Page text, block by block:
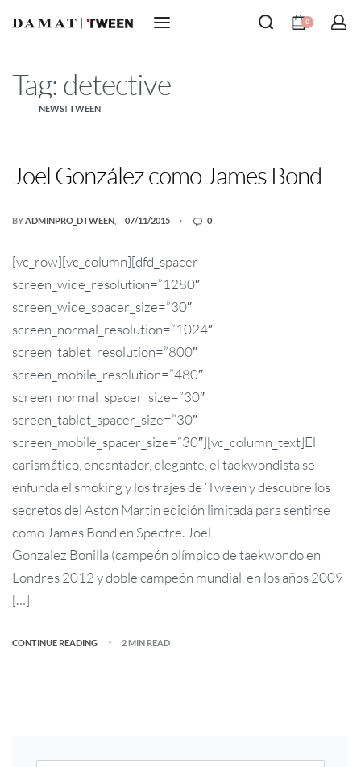
0
Tag: detective
NEWS! TWEEN
Joel González como James Bond
BYADMINPRO_DTWEEN 07/11/2015 0
[vc_row][vc_column][dfd_spacer
screen_wide_resolution=”1280″
screen_wide_spacer_size=”30″
screen_normal_resolution=”1024″
screen_tablet_resolution=”800″
screen_mobile_resolution=”480″
screen_normal_spacer_size=”30″
screen_tablet_spacer_size=”30″
screen_mobile_spacer_size=”30″][vc_column_text]El
carismático, encantador, elegante, el taekwondista se
enfunda el smoking y los trajes de ‘Tween y descubre los
secretos del Aston Martin edición limitada para sentirse
como James Bond en Spectre. Joel
Gonzalez Bonilla (campeón olímpico de taekwondo en
Londres 2012 y doble campeón mundial, en los años 2009
[…]
CONTINUE READING 2 MIN READ